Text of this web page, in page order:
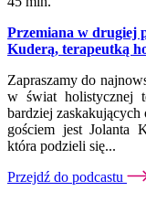
Przemiana w drugiej
Kuderą, terapeutką
Zapraszamy do
w świat holistycznej
bardziej
gościem jest Jolanta
która podzieli się...
Przejdź do podcastu